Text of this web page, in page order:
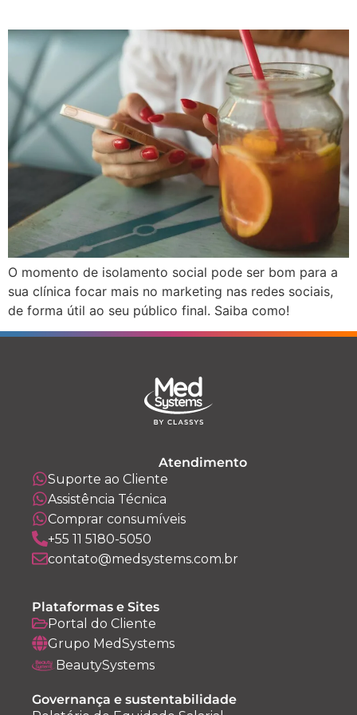
O momento de isolamento social pode ser bom para a
sua clínica focar mais no marketing nas redes sociais,
de forma útil ao seu público final. Saiba como!
Atendimento
Suporte ao Cliente
Assistência Técnica
Comprar consumíveis
+55 11 5180-5050
contato@medsystems.com.br
Plataformas e Sites
Portal do Cliente
Grupo MedSystems
BeautySystems
Governança e sustentabilidade